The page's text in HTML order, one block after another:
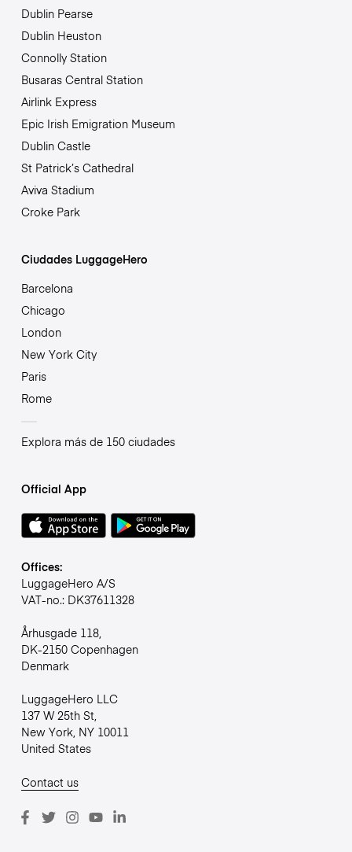
Dublin Pearse
Dublin Heuston
Connolly Station
Busaras Central Station
Airlink Express
Epic Irish Emigration Museum
Dublin Castle
St Patrick’s Cathedral
Aviva Stadium
Croke Park
Ciudades LuggageHero
Barcelona
Chicago
London
New York City
Paris
Rome
Explora más de 150 ciudades
Official App
Offices:
LuggageHero A/S
VAT-no.: DK37611328
Århusgade 118,
DK-2150 Copenhagen
Denmark
LuggageHero LLC
137 W 25th St,
New York, NY 10011
United States
Contact us